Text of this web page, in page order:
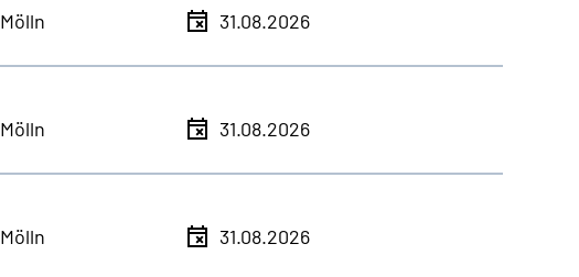
Mölln 31.08.2026
Mölln 31.08.2026
Mölln 31.08.2026